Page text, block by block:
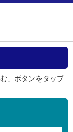
」ボタンをタップ